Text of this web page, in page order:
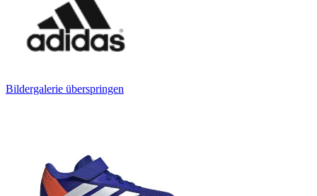
Bildergalerie überspringen